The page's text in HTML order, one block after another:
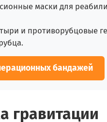
маски для
и противорубцовые
бандажей
гравитации